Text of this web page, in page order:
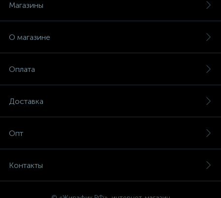
Магазины
О магазине
Оплата
Доставка
Опт
Контакты